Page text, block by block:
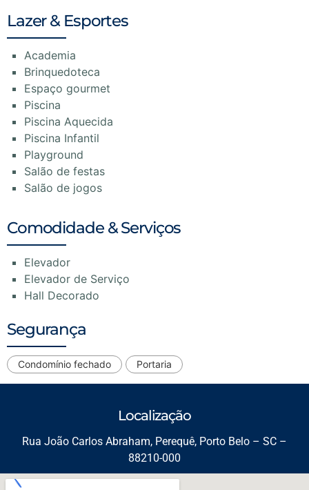
Lazer & Esportes
Academia
Brinquedoteca
Espaço gourmet
Piscina
Piscina Aquecida
Piscina Infantil
Playground
Salão de festas
Salão de jogos
Comodidade & Serviços
Elevador
Elevador de Serviço
Hall Decorado
Segurança
Condomínio fechado Portaria
Localização
Rua João Carlos Abraham, Perequê, Porto Belo – SC –
88210-000